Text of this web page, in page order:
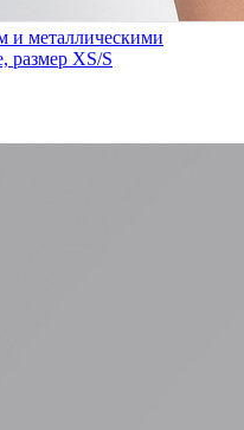
и металлическими
размер XS/S